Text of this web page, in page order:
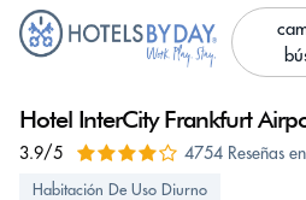
Hotel InterCity Frankfurt
3.9/5 4754 Reseñas
Habitación De Uso Diurno